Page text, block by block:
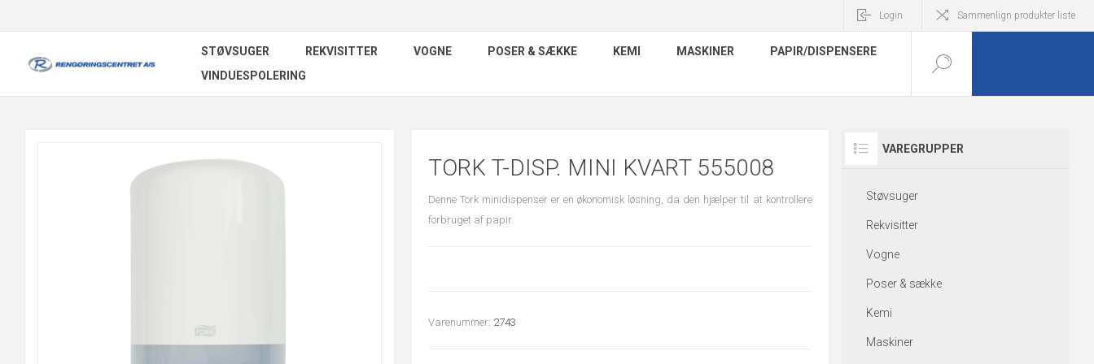
Login Sammenlign produkter liste
STØVSUGER REKVISITTER VOGNE POSER & SÆKKE KEMI MASKINER
PAPIR/DISPENSERE
VINDUESPOLERING
TORK T-DISP. MINI KVART 555008
Denne Tork minidispenser er en økonomisk løsning, da den hjælper til at kontrollere
forbruget af papir.
Varenummer: 2743
VAREGRUPPER
Støvsuger
Rekvisitter
Vogne
Poser & sække
Kemi
Maskiner